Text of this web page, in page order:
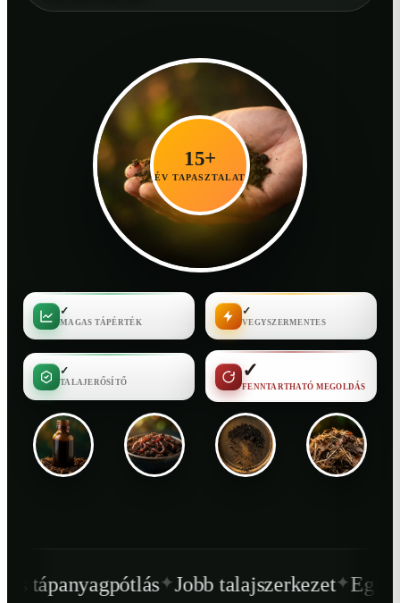
15+
ÉV TAPASZTALAT
✓
MAGAS TÁPÉRTÉK
✓
VEGYSZERMENTES
✓
TALAJERŐSÍTŐ
✓
FENNTARTHATÓ MEGOLDÁS
✦Jobb talajszerkezet ✦Egészségesebb